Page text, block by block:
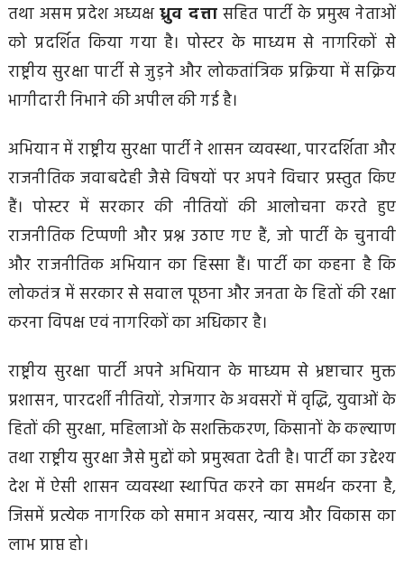
तथा असम प्रदेश अध्यक्षध्रुव दत्तासहित पार्टी के प्रमुख नेताओं
को प्रदर्शित किया गया है। पोस्टर के माध्यम से नागरिकों से
राष्ट्रीय सुरक्षा पार्टी से जुड़ने और लोकतांत्रिक प्रक्रिया में सक्रिय
भागीदारी निभाने की अपील की गई है।
अभियान में राष्ट्रीय सुरक्षा पार्टी ने शासन व्यवस्था, पारदर्शिता और
राजनीतिक जवाबदेही जैसे विषयों पर अपने विचार प्रस्तुत किए
हैं। पोस्टर में सरकार की नीतियों की आलोचना करते हुए
राजनीतिक टिप्पणी और प्रश्न उठाए गए हैं, जो पार्टी के चुनावी
और राजनीतिक अभियान का हिस्सा हैं। पार्टी का कहना है कि
लोकतंत्र में सरकार से सवाल पूछना और जनता के हितों की रक्षा
करना विपक्ष एवं नागरिकों का अधिकार है।
राष्ट्रीय सुरक्षा पार्टी अपने अभियान के माध्यम से भ्रष्टाचार मुक्त
प्रशासन, पारदर्शी नीतियों, रोजगार के अवसरों में वृद्धि, युवाओं के
हितों की सुरक्षा, महिलाओं के सशक्तिकरण, किसानों के कल्याण
तथा राष्ट्रीय सुरक्षा जैसे मुद्दों को प्रमुखता देती है। पार्टी का उद्देश्य
देश में ऐसी शासन व्यवस्था स्थापित करने का समर्थन करना है,
जिसमें प्रत्येक नागरिक को समान अवसर, न्याय और विकास का
लाभ प्राप्त हो।